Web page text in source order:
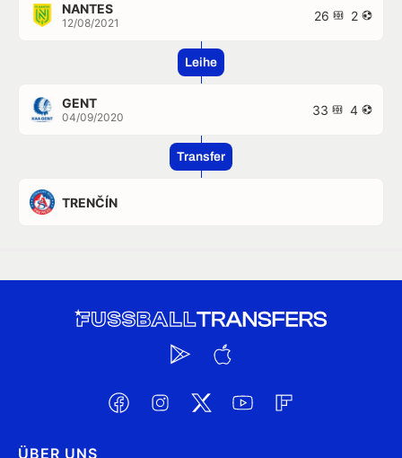
NANTES
12/08/2021 26 2
Leihe
GENT
04/09/2020 33 4
Transfer
TRENČÍN
ÜBER UNS